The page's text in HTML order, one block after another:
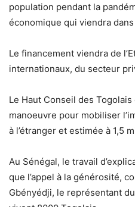
population pendant la
économique qui viendra
Le financement viendra de
internationaux, du secteur
Le Haut Conseil des Togolais
manoeuvre pour mobiliser
à l’étranger et estimée à 1,5
Au Sénégal, le travail
que l’appel à la générosité,
Gbényédji, le représentant